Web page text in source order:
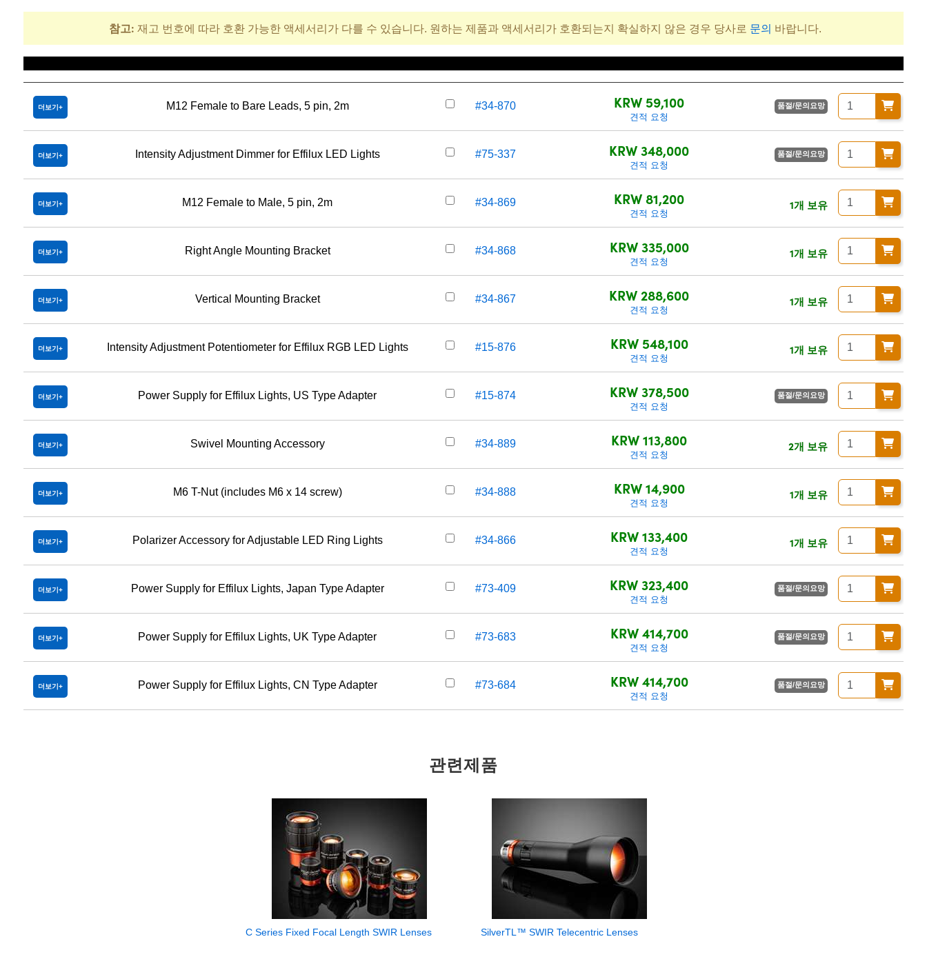
참고: 재고 번호에 따라 호환 가능한 액세서리가 다를 수 있습니다. 원하는 제품과 액세서리가 호환되는지 확실하지 않은 경우 당사로 문의 바랍니다.
더보기 M12 Female to Bare Leads, 5 pin, 2m #34-870 KRW 59,100
견적 요청
품절/문의요망
더보기 Intensity Adjustment Dimmer for Effilux LED Lights #75-337 KRW 348,000
견적 요청
품절/문의요망
더보기 M12 Female to Male, 5 pin, 2m #34-869 KRW 81,200
견적 요청
1개 보유
더보기 Right Angle Mounting Bracket #34-868 KRW 335,000
견적 요청
1개 보유
더보기 Vertical Mounting Bracket #34-867 KRW 288,600
견적 요청
1개 보유
더보기 Intensity Adjustment Potentiometer for Effilux RGB LED Lights #15-876 KRW 548,100
견적 요청
1개 보유
더보기 Power Supply for Effilux Lights, US Type Adapter #15-874 KRW 378,500
견적 요청
품절/문의요망
더보기 Swivel Mounting Accessory #34-889 KRW 113,800
견적 요청
2개 보유
더보기 M6 T-Nut (includes M6 x 14 screw) #34-888 KRW 14,900
견적 요청
1개 보유
더보기 Polarizer Accessory for Adjustable LED Ring Lights #34-866 KRW 133,400
견적 요청
1개 보유
더보기 Power Supply for Effilux Lights, Japan Type Adapter #73-409 KRW 323,400
견적 요청
품절/문의요망
더보기 Power Supply for Effilux Lights, UK Type Adapter #73-683 KRW 414,700
견적 요청
품절/문의요망
더보기 Power Supply for Effilux Lights, CN Type Adapter #73-684 KRW 414,700
견적 요청
품절/문의요망
관련제품
C Series Fixed Focal Length SWIR Lenses SilverTL™ SWIR Telecentric Lenses